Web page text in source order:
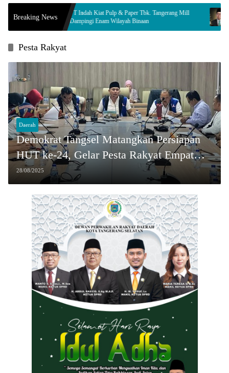
Breaking News
PT Indah Kiat Pulp & Paper Tbk. Tangerang Mill
Dampingi Enam Wilayah Binaan
Innalillahi,
Komisi ll
Pesta Rakyat
Daerah
Demokrat Tangsel Matangkan Persiapan
HUT ke-24, Gelar Pesta Rakyat Empat
Hari Berturut-turut
28/08/2025